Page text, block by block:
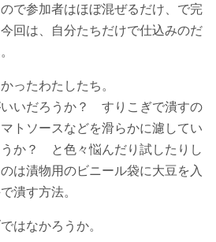
で参加者はほぼ混ぜるだけ、で完
回は、自分たちだけで仕込みのだ
ったわたしたち。
いだろうか？ すりこぎで潰すの
トソースなどを滑らかに濾してい
うか？ と色々悩んだり試したりし
は漬物用のビニール袋に大豆を入
潰す方法。
はなかろうか。